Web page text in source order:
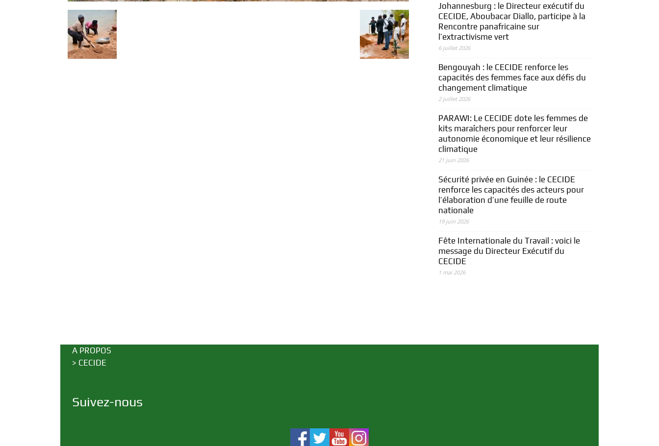
Développement
Johannesburg : le Directeur exécutif du
CECIDE, Aboubacar Diallo, participe à la
Rencontre panafricaine sur
l’extractivisme vert
6 juillet 2026
Bengouyah : le CECIDE renforce les
capacités des femmes face aux défis du
changement climatique
2 juillet 2026
PARAWI: Le CECIDE dote les femmes de
kits maraîchers pour renforcer leur
autonomie économique et leur résilience
climatique
21 juin 2026
Sécurité privée en Guinée : le CECIDE
renforce les capacités des acteurs pour
l’élaboration d’une feuille de route
nationale
19 juin 2026
Fête Internationale du Travail : voici le
message du Directeur Exécutif du
CECIDE
1 mai 2026
A PROPOS
> CECIDE
Suivez-nous